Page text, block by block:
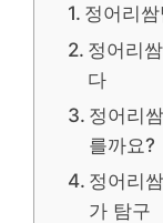
정어리
정어리
다
정어리
를까요?
정어리
가 탐구